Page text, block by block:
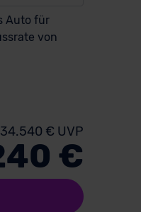
Auto für
von
34.540 € UVP
€